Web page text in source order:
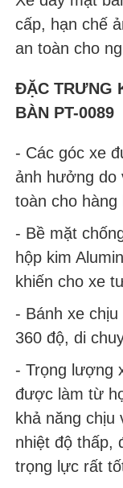
cấp, hạn chế
an toàn cho
ĐẶC TRƯNG
BÀN PT-0089
- Các góc xe
ảnh hưởng do
toàn cho
- Bề mặt
hộp kim
khiến cho xe
- Bánh xe
360 độ, di
- Trọng lượng
được làm từ
khả năng
nhiệt độ thấp,
trọng lực rất